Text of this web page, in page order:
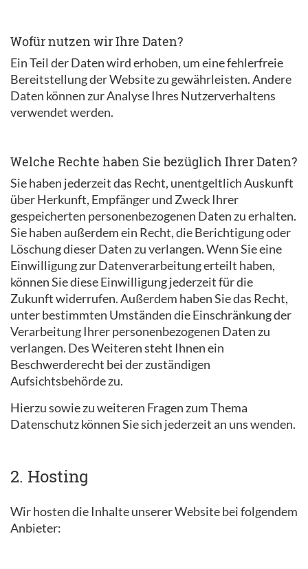
Wofür nutzen wir Ihre Daten?
Ein Teil der Daten wird erhoben, um eine fehlerfreie
Bereitstellung der Website zu gewährleisten. Andere
Daten können zur Analyse Ihres Nutzerverhaltens
verwendet werden.
Welche Rechte haben Sie bezüglich Ihrer Daten?
Sie haben jederzeit das Recht, unentgeltlich Auskunft
über Herkunft, Empfänger und Zweck Ihrer
gespeicherten personenbezogenen Daten zu erhalten.
Sie haben außerdem ein Recht, die Berichtigung oder
Löschung dieser Daten zu verlangen. Wenn Sie eine
Einwilligung zur Datenverarbeitung erteilt haben,
können Sie diese Einwilligung jederzeit für die
Zukunft widerrufen. Außerdem haben Sie das Recht,
unter bestimmten Umständen die Einschränkung der
Verarbeitung Ihrer personenbezogenen Daten zu
verlangen. Des Weiteren steht Ihnen ein
Beschwerderecht bei der zuständigen
Aufsichtsbehörde zu.
Hierzu sowie zu weiteren Fragen zum Thema
Datenschutz können Sie sich jederzeit an uns wenden.
2. Hosting
Wir hosten die Inhalte unserer Website bei folgendem
Anbieter: